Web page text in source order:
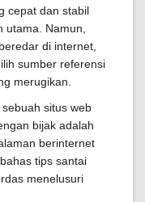
cepat dan stabil
Namun,
di internet,
sumber referensi
merugikan.
situs web
bijak adalah
berinternet
tips santai
menelusuri